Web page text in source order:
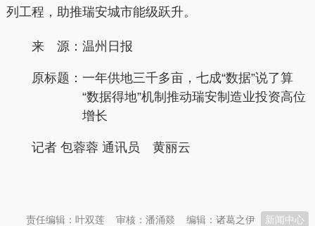
列工程，助推瑞安城市能级跃升。
来 源：温州日报
原标题： 一年供地三千多亩，七成“数据”说了算
“数据得地”机制推动瑞安制造业投资高位
增长
记者 包蓉蓉 通讯员 黄丽云
新闻中心
编辑：诸葛之伊
审核：潘涌燚
责任编辑：叶双莲